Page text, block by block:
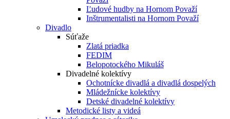
Ľudové hudby na Hornom Považí
Inštrumentalisti na Hornom Považí
Divadlo
Súťaže
Zlatá priadka
FEDIM
Belopotockého Mikuláš
Divadelné kolektívy
Ochotnícke divadlá a divadlá dospelých
Mládežnícke kolektívy
Detské divadelné kolektívy
Metodické listy a videá